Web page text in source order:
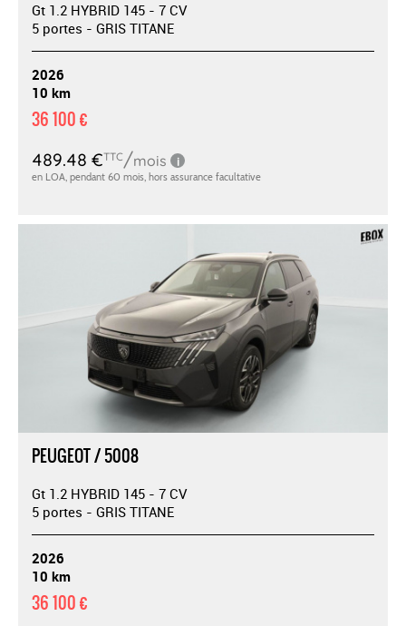
Gt 1.2 HYBRID 145 - 7 CV
5 portes - GRIS TITANE
2026
10 km
36 100 €
PEUGEOT / 5008
Gt 1.2 HYBRID 145 - 7 CV
5 portes - GRIS TITANE
2026
10 km
36 100 €